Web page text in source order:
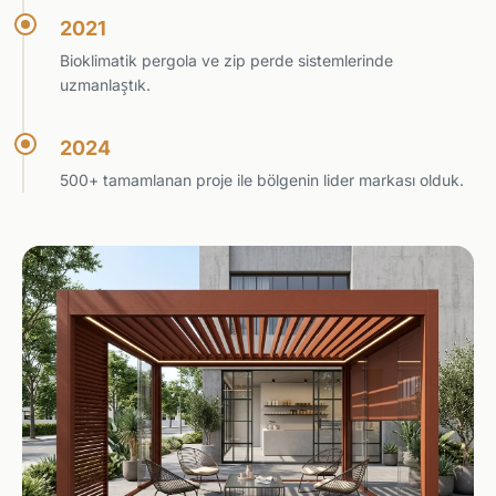
2021
Bioklimatik pergola ve zip perde sistemlerinde
uzmanlaştık.
2024
500+ tamamlanan proje ile bölgenin lider markası olduk.